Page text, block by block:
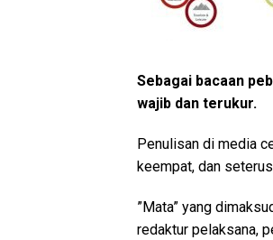
Sebagai bacaan
wajib dan terukur.
Penulisan di media
keempat, dan
”Mata” yang
redaktur pelaksana,